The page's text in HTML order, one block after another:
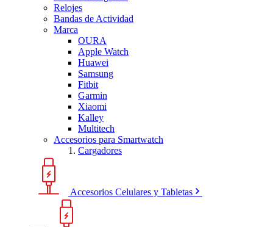
Relojes
Bandas de Actividad
Marca
OURA
Apple Watch
Huawei
Samsung
Fitbit
Garmin
Xiaomi
Kalley
Multitech
Accesorios para Smartwatch
Cargadores
Accesorios Celulares y Tabletas